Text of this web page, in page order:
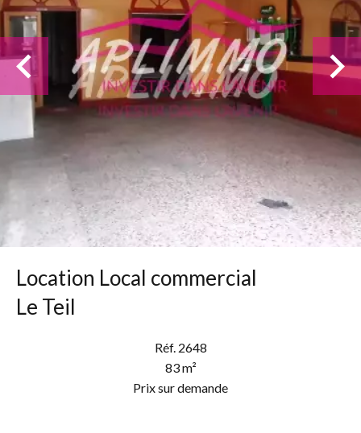
Location Local commercial
Le Teil
Réf. 2648
83 m²
Prix sur demande